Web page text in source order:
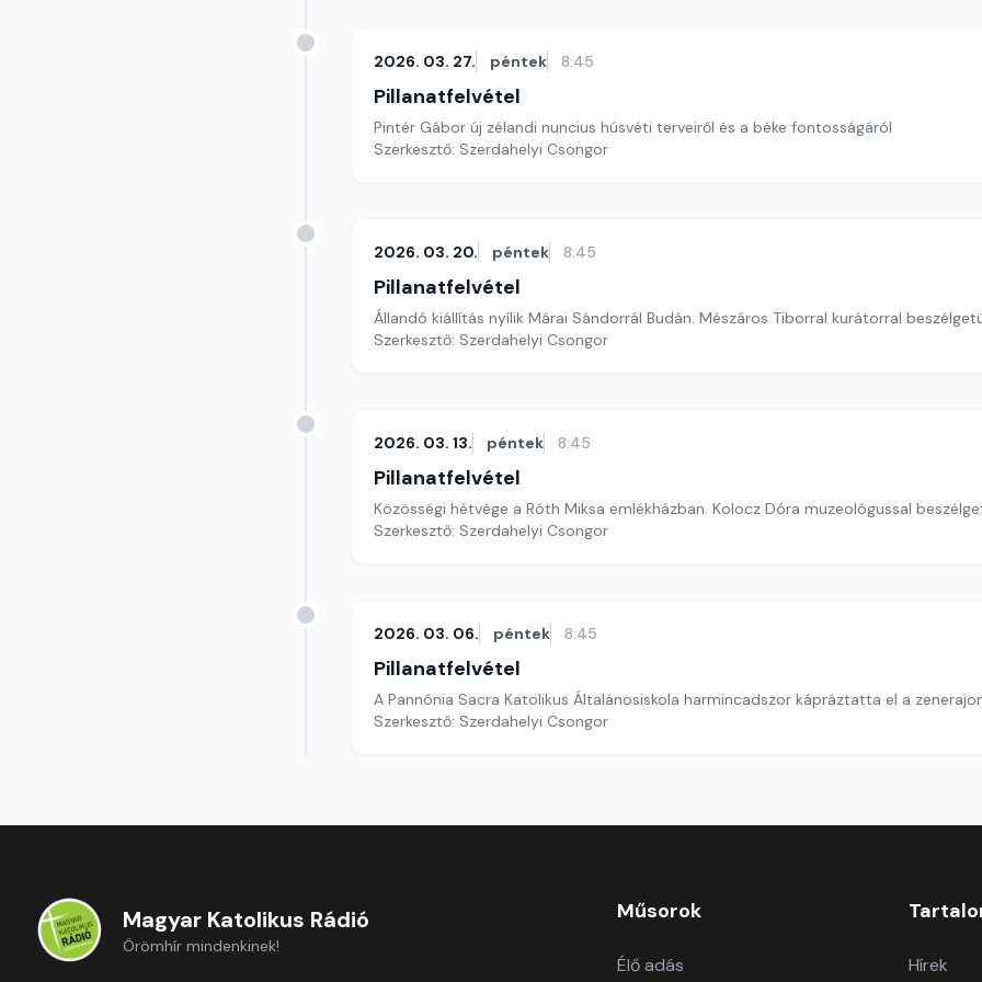
2026. 03. 27. péntek 8:45
Pillanatfelvétel
Pintér Gábor új zélandi nuncius húsvéti terveiről és a béke fontosságáról
Szerkesztő: Szerdahelyi Csongor
2026. 03. 20. péntek 8:45
Pillanatfelvétel
Állandó kiállítás nyílik Márai Sándorrál Budán. Mészáros Tiborral kurátorral
Szerkesztő: Szerdahelyi Csongor
2026. 03. 13. péntek 8:45
Pillanatfelvétel
Közösségi hétvége a Róth Miksa emlékházban. Kolocz Dóra muzeológussal
Szerkesztő: Szerdahelyi Csongor
2026. 03. 06. péntek 8:45
Pillanatfelvétel
A Pannónia Sacra Katolikus Általánosiskola harmincadszor kápráztatta el a
Szerkesztő: Szerdahelyi Csongor
Magyar Katolikus Rádió
Örömhír mindenkinek!
Műsorok
Élő adás Hírek